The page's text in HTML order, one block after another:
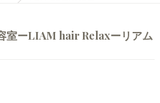
室ーLIAM hair Relaxーリアム